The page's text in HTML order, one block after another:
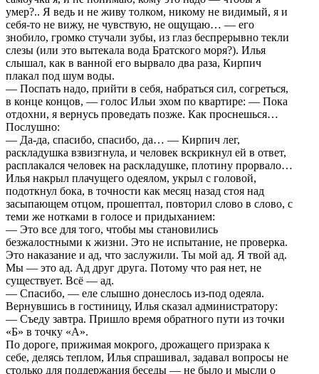
умер?.. Я ведь и не живу толком, никому не видимый, я и
себя-то не вижу, не чувствую, не ощущаю… — его
знобило, громко стучали зубы, из глаз беспрерывно текли
слезы (или это вытекала вода Братского моря?). Илья
слышал, как в ванной его вырвало два раза, Кирпич
плакал под шум воды.
— Поспать надо, прийти в себя, набраться сил, согреться,
в конце концов, — голос Ильи эхом по квартире: — Пока
отдохни, я вернусь проведать позже. Как проснешься…
Послушно:
— Да-да, спасибо, спасибо, да… — Кирпич лег,
раскладушка взвизгнула, и человек вскрикнул ей в ответ,
расплакался человек на раскладушке, плотину прорвало…
Илья накрыл плачущего одеялом, укрыл с головой,
подоткнул бока, в точности как месяц назад стоя над
засыпающем отцом, прошептал, повторил слово в слово, с
теми же нотками в голосе и придыханием:
— Это все для того, чтобы мы становились
безжалостными к жизни. Это не испытание, не проверка.
Это наказание и ад, что заслужили. Ты мой ад. Я твой ад.
Мы — это ад. Ад друг друга. Потому что рая нет, не
существует. Всё — ад.
— Спасибо, — еле слышно донеслось из-под одеяла.
Вернувшись в гостиницу, Илья сказал администратору:
— Съеду завтра. Пришло время обратного пути из точки
«Б» в точку «А».
По дороге, прижимая мокрого, дрожащего призрака к
себе, делясь теплом, Илья спрашивал, задавал вопросы не
столько для поддержания беседы — не было и мысли о